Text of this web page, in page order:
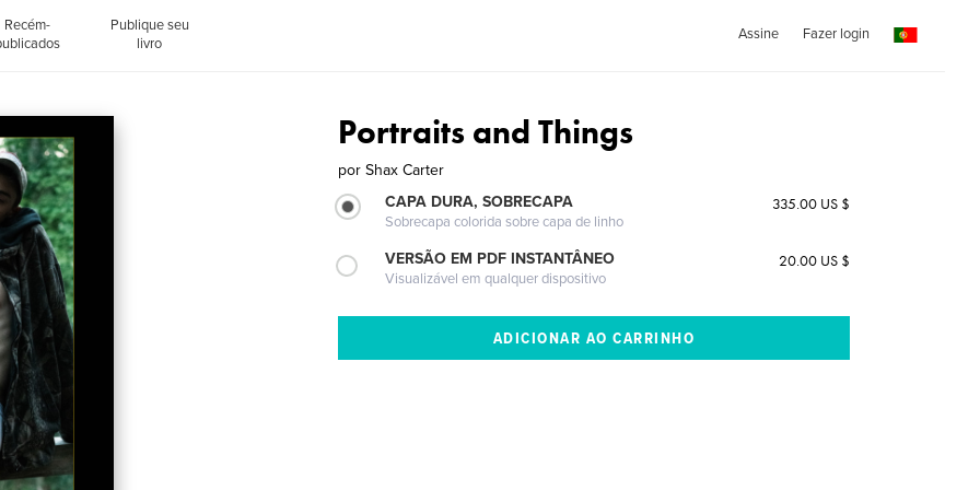
Recém-
Publique seu
livro
Assine Fazer login
Portraits and Things
por Shax Carter
CAPA DURA, SOBRECAPA
Sobrecapa colorida sobre capa de linho
335.00 US $
VERSÃO EM PDF INSTANTÂNEO
Visualizável em qualquer dispositivo
20.00 US $